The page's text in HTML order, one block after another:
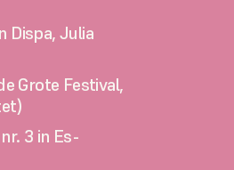
Dispa, Julia
Grote Festival,
3 in Es-